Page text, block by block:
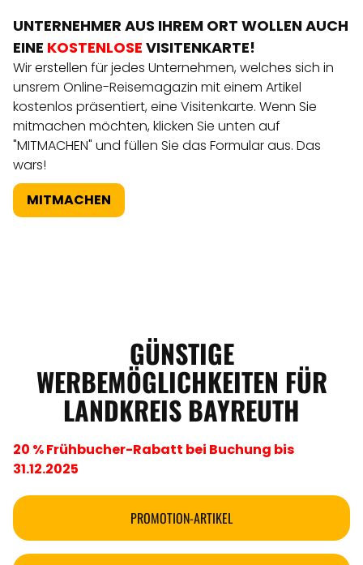
UNTERNEHMER AUS IHREM ORT WOLLEN AUCH
EINE KOSTENLOSE VISITENKARTE!
Wir erstellen für jedes Unternehmen, welches sich in
unsrem Online-Reisemagazin mit einem Artikel
kostenlos präsentiert, eine Visitenkarte. Wenn Sie
mitmachen möchten, klicken Sie unten auf
"MITMACHEN" und füllen Sie das Formular aus. Das
wars!
MITMACHEN
GÜNSTIGE
WERBEMÖGLICHKEITEN FÜR
LANDKREIS BAYREUTH
20 % Frühbucher-Rabatt bei Buchung bis
31.12.2025
PROMOTION-ARTIKEL